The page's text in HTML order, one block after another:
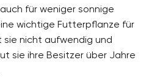
für weniger sonnige
wichtige Futterpflanze für
sie nicht aufwendig und
sie ihre Besitzer über Jahre